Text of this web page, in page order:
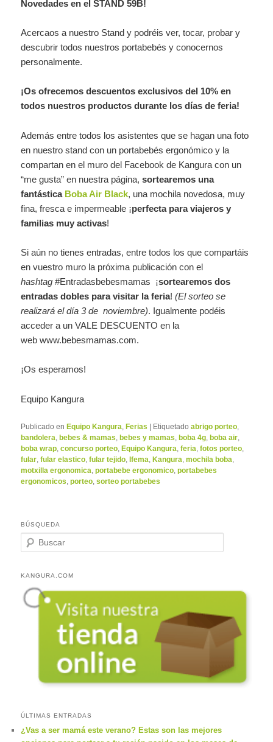
Novedades en el STAND 59B!
Acercaos a nuestro Stand y podréis ver, tocar, probar y
descubrir todos nuestros portabebés y conocernos
personalmente.
¡Os ofrecemos descuentos exclusivos del 10% en
todos nuestros productos durante los días de feria!
Además entre todos los asistentes que se hagan una foto
en nuestro stand con un portabebés ergonómico y la
compartan en el muro del Facebook de Kangura con un
“me gusta” en nuestra página,sortearemos una
fantástica Boba Air Black, una mochila novedosa, muy
fina, fresca e impermeable ¡perfecta para viajeros y
familias muy activas!
Si aún no tienes entradas, entre todos los que compartáis
en vuestro muro la próxima publicación con el
hashtag#Entradasbebesmamas ¡sortearemos dos
entradas dobles para visitar la feria!(El sorteo se
realizará el día 3 de noviembre). Igualmente podéis
acceder a un VALE DESCUENTO en la
web www.bebesmamas.com.
¡Os esperamos!
Equipo Kangura
Publicado en Equipo Kangura, Ferias Etiquetado abrigo porteo,
bandolera, bebes & mamas, bebes y mamas, boba 4g, boba air,
boba wrap,concurso porteo, Equipo Kangura,feria,fotos porteo,
fular,fular elastico,fular tejido, Ifema, Kangura,mochila boba,
motxilla ergonomica,portabebe ergonomico,portabebes
ergonomicos,porteo,sorteo portabebes
BÚSQUEDA
u
c
r
KANGURA.COM
ÚLTIMAS ENTRADAS
¿Vas a ser mamá este verano? Estas son las mejores